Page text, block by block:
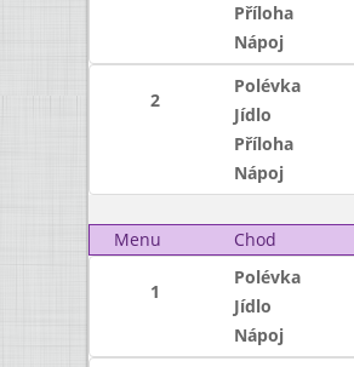
Příloha
Nápoj
2
Polévka
Jídlo
Příloha
Nápoj
Menu
Chod
1
Polévka
Jídlo
Nápoj